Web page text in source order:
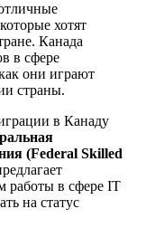
хотят
Канада
в сфере
они играют
страны.
в Канаду
(Federal Skilled
работы в сфере IT
на статус